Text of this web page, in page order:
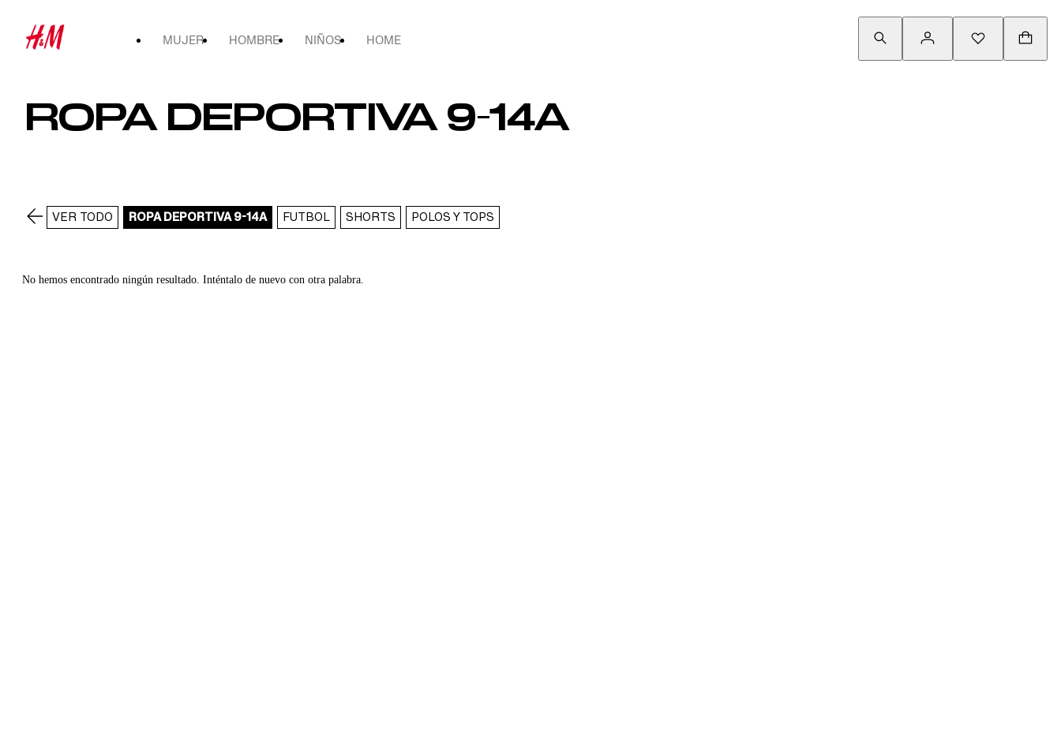
MUJER HOMBRE NIÑOS HOME
ROPA DEPORTIVA 9-14A
VER TODO ROPA DEPORTIVA 9-14A FUTBOL SHORTS POLOS Y TOPS
No hemos encontrado ningún resultado. Inténtalo de nuevo con otra palabra.